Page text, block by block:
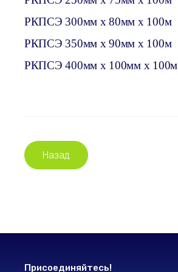
РКПСЭ 300мм х 80мм х 100м
РКПСЭ 350мм х 90мм х 100м
РКПСЭ 400мм х 100мм х 100м
Назад
Присоединяйтесь!